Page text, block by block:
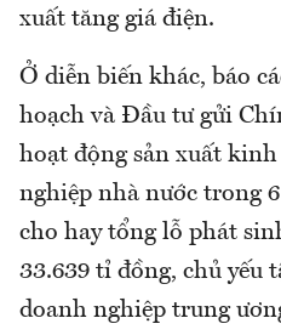
xuất tăng giá điện.
Ở diễn biến khác, báo
hoạch và Đầu tư gửi
hoạt động sản xuất
nghiệp nhà nước trong
cho hay tổng lỗ phát
33.639 tỉ đồng, chủ yếu
doanh nghiệp trung